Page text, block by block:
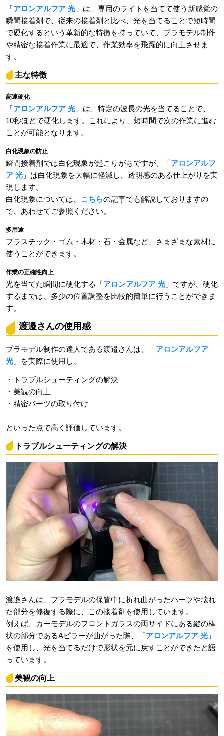
「アロンアルフア 光」は、専用のライトを当てて使う新感覚の
瞬間接着剤で、従来の接着剤と比べ、光を当てることで短時間
で硬化するという革新的な特徴を持っていて、プラモデル制作
や精密な接着作業に最適で、作業効率を飛躍的に向上させま
す。
主な特徴
高速硬化
「アロンアルフア 光」は、特定の波長の光を当てることで、
10秒ほどで硬化します。これにより、短時間で次の作業に進む
ことが可能となります。
白化現象の防止
瞬間接着剤では白化現象が起こりがちですが、「アロンアルフ
ア 光」は白化現象を大幅に軽減し、透明感のある仕上がりを実
現します。
白化現象については、 こちらの記事でも解説しておりますの
で、あわせてご参照ください。
多用途
プラスチック・ゴム・木材・石・金属など、さまざまな素材に
使うことができます。
作業の正確性向上
光を当てた瞬間に硬化する「アロンアルフア 光」ですが、硬化
するまでは、多少の位置調整を比較的簡単に行うことができま
す。
渡邉さんの使用感
プラモデル制作の達人である渡邉さんは、「アロンアルフア
光」を実際に使用し、
・トラブルシューティングの解決
・美観の向上
・精密パーツの取り付け
といった点で高く評価しています。
トラブルシューティングの解決
渡邉さんは、プラモデルの保管中に折れ曲がったパーツや壊れ
た部分を修復する際に、この接着剤を使用しています。
例えば、カーモデルのフロントガラスの両サイドにある縦の棒
状の部分であるAピラーが曲がった際、「 アロンアルフア 光」
を使用し、光を当てるだけで形状を元に戻すことができたと語
っています。
美観の向上